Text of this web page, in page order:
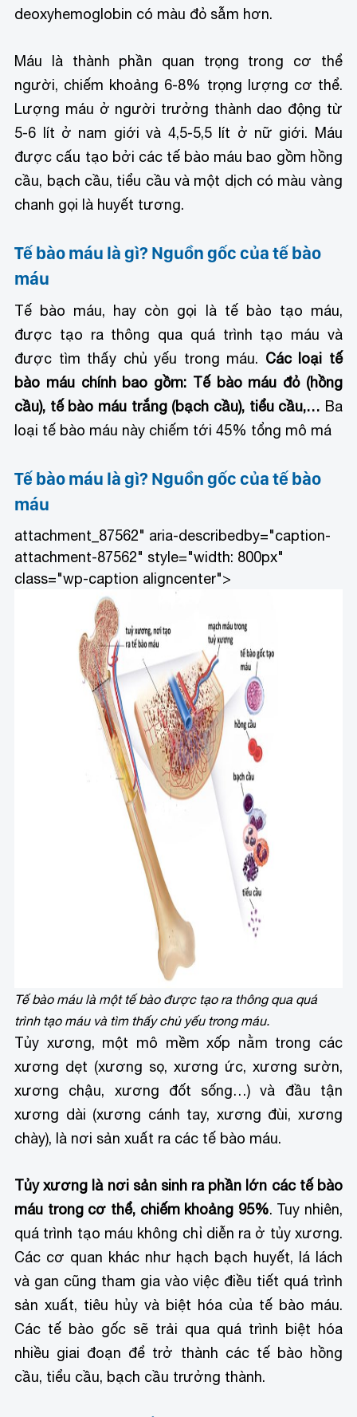
deoxyhemoglobin có màu đỏ sẫm hơn.
Máu là thành phần quan trọng trong cơ thể
người, chiếm khoảng 6-8% trọng lượng cơ thể.
Lượng máu ở người trưởng thành dao động từ
5-6 lít ở nam giới và 4,5-5,5 lít ở nữ giới. Máu
được cấu tạo bởi các tế bào máu bao gồm hồng
cầu, bạch cầu, tiểu cầu và một dịch có màu vàng
chanh gọi là huyết tương.
Tế bào máu là gì? Nguồn gốc của tế bào
máu
Tế bào máu, hay còn gọi là tế bào tạo máu,
được tạo ra thông qua quá trình tạo máu và
được tìm thấy chủ yếu trong máu. Các loại tế
bào máu chính bao gồm: Tế bào máu đỏ (hồng
cầu), tế bào máu trắng (bạch cầu), tiểu cầu,… Ba
loại tế bào máu này chiếm tới 45% tổng mô má
Tế bào máu là gì? Nguồn gốc của tế bào
máu
attachment_87562" aria-describedby="caption-
attachment-87562" style="width: 800px"
class="wp-caption aligncenter">
Tế bào máu là một tế bào được tạo ra thông qua quá
trình tạo máu và tìm thấy chủ yếu trong máu.
Tủy xương, một mô mềm xốp nằm trong các
xương dẹt (xương sọ, xương ức, xương sườn,
xương chậu, xương đốt sống…) và đầu tận
xương dài (xương cánh tay, xương đùi, xương
chày), là nơi sản xuất ra các tế bào máu.
Tủy xương là nơi sản sinh ra phần lớn các tế bào
máu trong cơ thể, chiếm khoảng 95%. Tuy nhiên,
quá trình tạo máu không chỉ diễn ra ở tủy xương.
Các cơ quan khác như hạch bạch huyết, lá lách
và gan cũng tham gia vào việc điều tiết quá trình
sản xuất, tiêu hủy và biệt hóa của tế bào máu.
Các tế bào gốc sẽ trải qua quá trình biệt hóa
nhiều giai đoạn để trở thành các tế bào hồng
cầu, tiểu cầu, bạch cầu trưởng thành.